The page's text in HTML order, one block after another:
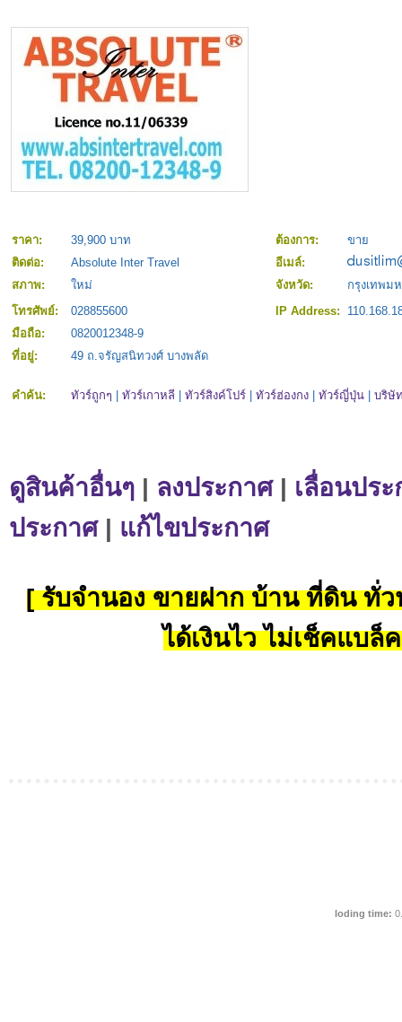
ราคา: 39,900 บาท ต้องการ:
ขาย
ติดต่อ:
Absolute Inter Travel
อีเมล์:
สภาพ:
ใหม่ จังหวัด:
กรุงเทพม
โทรศัพย์:
028855600 IP Address:
มือถือ:
0820012348-9
ที่อยู่:
49 ถ.จรัญสนิทวงศ์ บางพลัด
คำค้น: ทัวร์ถูกๆ ทัวร์เกาหลี ทัวร์สิงค์โปร์ ทัวร์ฮ่องกง ทัวร์ญี่ปุ่น บริษั
ดูสินค้าอื่นๆ | ลงประกาศ| เลื่อนปร
ประกาศ| แก้ไขประกาศ
[ รับจำนอง ขายฝาก บ้าน ที่ดิน ทั่ว
ได้เงินไว ไม่เช็คแบล็
loding time: